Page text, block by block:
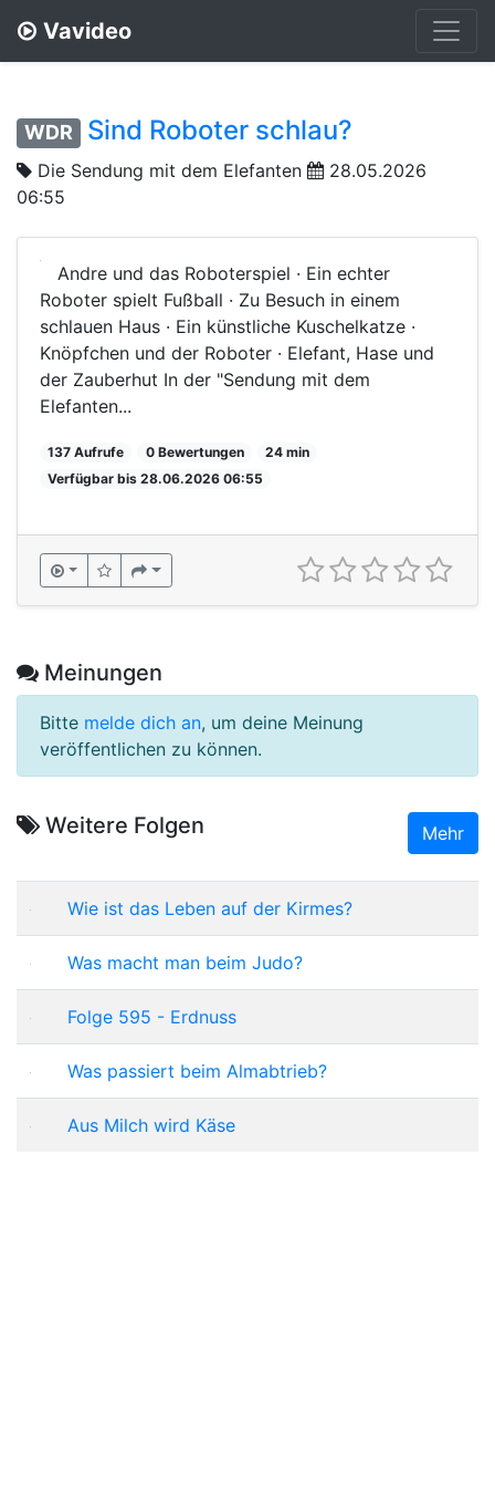
Vavideo
WDR Sind Roboter schlau?
Die Sendung mit dem Elefanten
28.05.2026
06:55
Andre und das Roboterspiel · Ein echter
Roboter spielt Fußball · Zu Besuch in einem
schlauen Haus · Ein künstliche Kuschelkatze ·
Knöpfchen und der Roboter · Elefant, Hase und
der Zauberhut In der "Sendung mit dem
Elefanten...
137 Aufrufe 0 Bewertungen
24 min
Verfügbar bis 28.06.2026 06:55
Meinungen
Bitte melde dich an, um deine Meinung
veröffentlichen zu können.
Weitere Folgen Mehr
Wie ist das Leben auf der Kirmes?
Was macht man beim Judo?
Folge 595 - Erdnuss
Was passiert beim Almabtrieb?
Aus Milch wird Käse